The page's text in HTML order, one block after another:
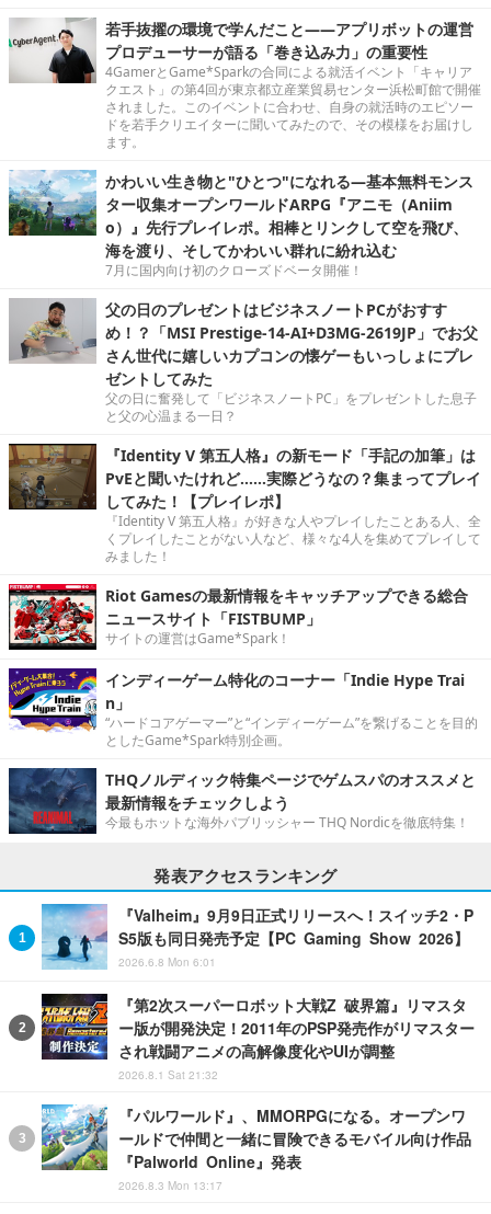
若手抜擢の環境で学んだこと――アプリボットの運営
プロデューサーが語る「巻き込み力」の重要性
4GamerとGame*Sparkの合同による就活イベント「キャリア
クエスト」の第4回が東京都立産業貿易センター浜松町館で開催
されました。このイベントに合わせ、自身の就活時のエピソー
ドを若手クリエイターに聞いてみたので、その模様をお届けし
ます。
かわいい生き物と"ひとつ"になれる―基本無料モンス
ター収集オープンワールドARPG『アニモ（Aniim
o）』先行プレイレポ。相棒とリンクして空を飛び、
海を渡り、そしてかわいい群れに紛れ込む
7月に国内向け初のクローズドベータ開催！
父の日のプレゼントはビジネスノートPCがおすす
め！？「MSI Prestige-14-AI+D3MG-2619JP」でお父
さん世代に嬉しいカプコンの懐ゲーもいっしょにプレ
ゼントしてみた
父の日に奮発して「ビジネスノートPC」をプレゼントした息子
と父の心温まる一日？
『Identity V 第五人格』の新モード「手記の加筆」は
PvEと聞いたけれど……実際どうなの？集まってプレイ
してみた！【プレイレポ】
『Identity V 第五人格』が好きな人やプレイしたことある人、全
くプレイしたことがない人など、様々な4人を集めてプレイして
みました！
Riot Gamesの最新情報をキャッチアップできる総合
ニュースサイト「FISTBUMP」
サイトの運営はGame*Spark！
インディーゲーム特化のコーナー「Indie Hype Trai
n」
“ハードコアゲーマー”と“インディーゲーム”を繋げることを目的
としたGame*Spark特別企画。
THQノルディック特集ページでゲムスパのオススメと
最新情報をチェックしよう
今最もホットな海外パブリッシャー THQ Nordicを徹底特集！
発表アクセスランキング
『Valheim』9月9日正式リリースへ！スイッチ2・P
S5版も同日発売予定【PC Gaming Show 2026】
2026.6.8 Mon 6:01
『第2次スーパーロボット大戦Z 破界篇』リマスタ
ー版が開発決定！2011年のPSP発売作がリマスター
され戦闘アニメの高解像度化やUIが調整
2026.8.1 Sat 21:32
『パルワールド』、MMORPGになる。オープンワ
ールドで仲間と一緒に冒険できるモバイル向け作品
『Palworld Online』発表
2026.8.3 Mon 13:17